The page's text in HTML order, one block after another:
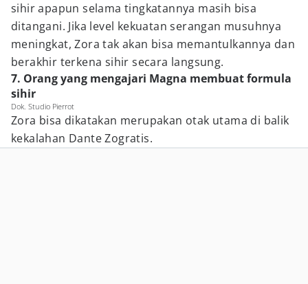
sihir apapun selama tingkatannya masih bisa
ditangani. Jika level kekuatan serangan musuhnya
meningkat, Zora tak akan bisa memantulkannya dan
berakhir terkena sihir secara langsung.
7. Orang yang mengajari Magna membuat formula
sihir
Dok. Studio Pierrot
Zora bisa dikatakan merupakan otak utama di balik
kekalahan Dante Zogratis.